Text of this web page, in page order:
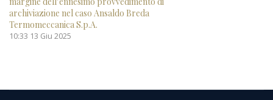
archiviazione nel caso Ansaldo Breda
Termomeccanica S.p.A.
10:33 13 Giu 2025